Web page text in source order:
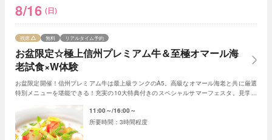
8/16 (日)
お盆限定☆極上信州プレミアム牛＆至極オマール海
老試食×W体験
残席 無料 リアルタイム予約
お盆限定開催！信州プレミアム牛は最上級ランクのA5。高級なオマール海老と共に厳選
特別メニューを堪能できる！充実の10大特典付きのスペシャルサマーフェスタ。見学＆
11:00～ 16:00～
3時間程度